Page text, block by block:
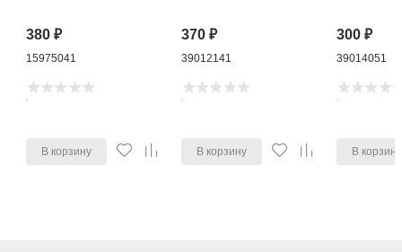
380₽
15975041
В корзину
370₽
39012141
В корзину
300₽
39014051
В корзину